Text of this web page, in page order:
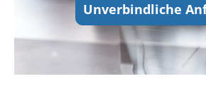
Unverbindliche